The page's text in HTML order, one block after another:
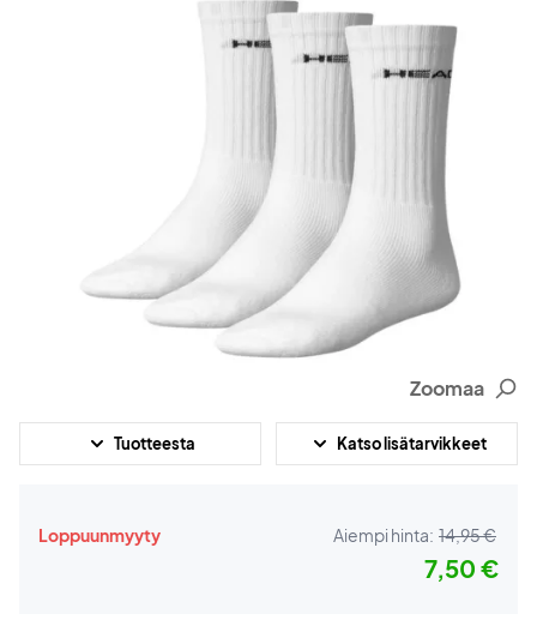
Zoomaa
Tuotteesta Katso lisätarvikkeet
Loppuunmyyty Aiempi hinta: 14,95 €
7,50 €